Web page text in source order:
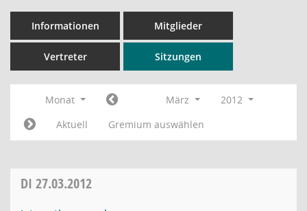
Informationen Mitglieder
Vertreter Sitzungen
Monat März
2012
Aktuell
Gremium auswählen
DI 27.03.2012